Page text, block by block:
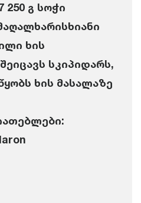
250 გ სოჭი
ხის
სკიპიდარს,
ხის მასალაზე